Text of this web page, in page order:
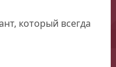
который всегда